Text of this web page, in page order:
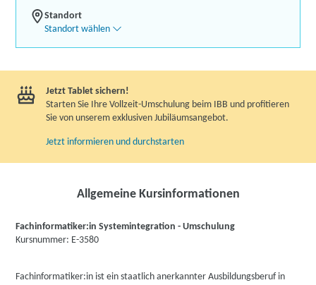
Standort
Standort wählen
Jetzt Tablet sichern!
Starten Sie Ihre Vollzeit-Umschulung beim IBB und profitieren
Sie von unserem exklusiven Jubiläumsangebot.
Jetzt informieren und durchstarten
Allgemeine Kursinformationen
Fachinformatiker:in Systemintegration - Umschulung
Kursnummer: E-3580
Fachinformatiker:in ist ein staatlich anerkannter Ausbildungsberuf in